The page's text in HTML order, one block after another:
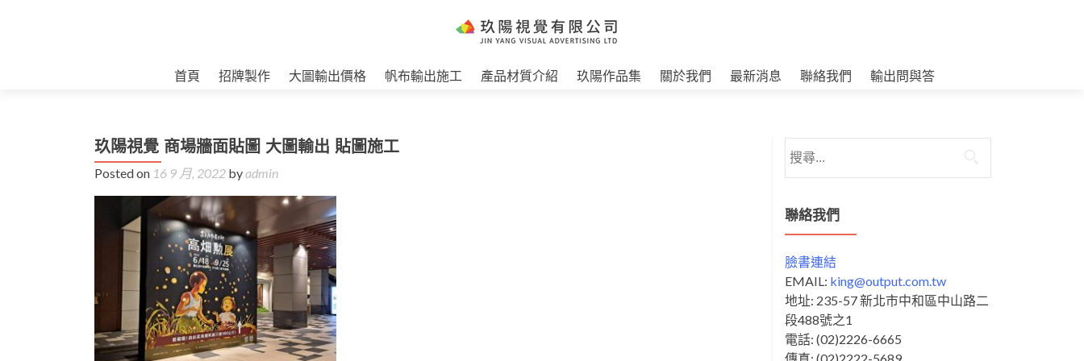
首頁 招牌製作 大圖輸出價格 帆布輸出施工 產品材質介紹 玖陽作品集 關於我們 最新消息 聯絡我們 輸出問與答
玖陽視覺 商場牆面貼圖 大圖輸出 貼圖施工
Posted on 16 9 月, 2022 byadmin
尋
鍵
字:
聯絡我們
臉書連結
EMAIL: king@output.com.tw
地址: 235-57 新北市中和區中山路二
段488號之1
電話: (02)2226-6665